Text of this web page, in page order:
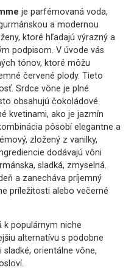
je parfémovaná voda,
a modernou
ktoré hľadajú výrazný a
podpisom. V úvode vás
tónov, ktoré môžu
červené plody. Tieto
Srdce vône je plné
obsahujú čokoládové
kvetinami, ako je jazmín
pôsobí elegantne a
zložený z vanilky,
dodávajú vôni
sladká, zmyselná.
a zanecháva príjemný
príležitosti alebo večerné
k populárnym niche
alternatívu s podobne
orientálne vône,